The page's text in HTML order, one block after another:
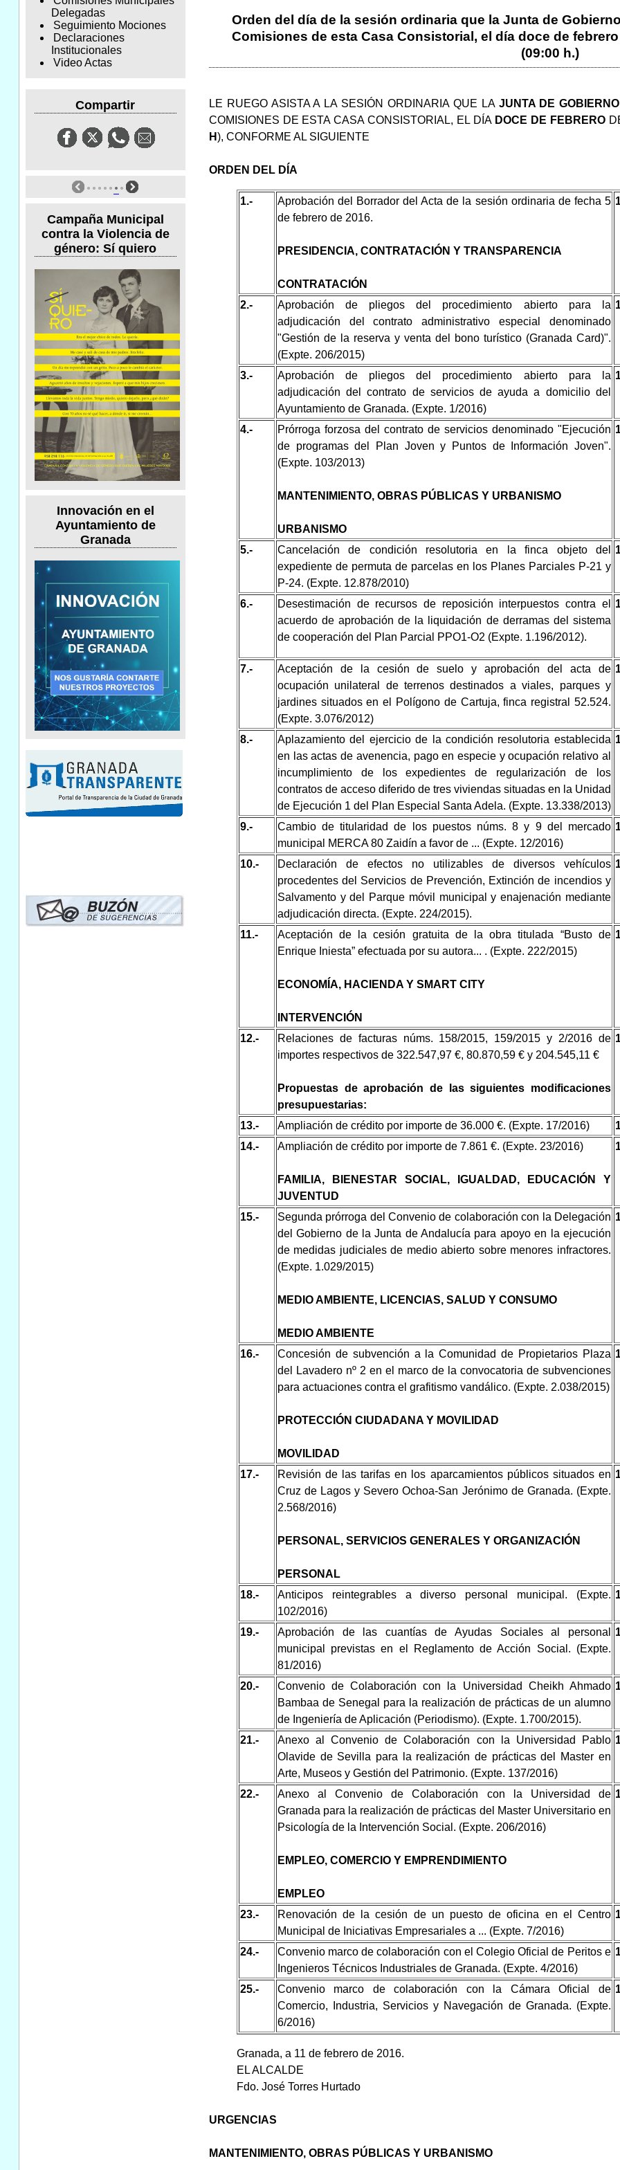
Delegadas
Seguimiento Mociones
Declaraciones
Institucionales
Video Actas
Compartir
Campaña Municipal
contra la Violencia de
género: Sí quiero
Innovación en el
Ayuntamiento de
Granada
Orden del día de la sesión ordinaria que la Junta de
Comisiones de esta Casa Consistorial, el día doce de
(09:00 h.)
LE RUEGO ASISTA A LA SESIÓN ORDINARIA QUE LA JUNTA DE
COMISIONES DE ESTA CASA CONSISTORIAL, EL DÍADOCE DE FEBRERO
H), CONFORME AL SIGUIENTE
ORDEN DEL DÍA
1.-
Aprobación del Borrador del Acta de la sesión ordinaria de fecha 5
de febrero de 2016.
PRESIDENCIA, CONTRATACIÓN Y TRANSPARENCIA
CONTRATACIÓN
2.-
Aprobación de pliegos del procedimiento abierto para la
adjudicación del contrato administrativo especial denominado
"Gestión de la reserva y venta del bono turístico (Granada Card)".
(Expte. 206/2015)
3.-
Aprobación de pliegos del procedimiento abierto para la
adjudicación del contrato de servicios de ayuda a domicilio del
Ayuntamiento de Granada. (Expte. 1/2016)
4.-
Prórroga forzosa del contrato de servicios denominado "Ejecución
de programas del Plan Joven y Puntos de Información Joven".
(Expte. 103/2013)
MANTENIMIENTO, OBRAS PÚBLICAS Y URBANISMO
URBANISMO
5.-
Cancelación de condición resolutoria en la finca objeto del
expediente de permuta de parcelas en los Planes Parciales P-21 y
P-24. (Expte. 12.878/2010)
6.-
Desestimación de recursos de reposición interpuestos contra el
acuerdo de aprobación de la liquidación de derramas del sistema
de cooperación del Plan Parcial PPO1-O2 (Expte. 1.196/2012).
7.-
Aceptación de la cesión de suelo y aprobación del acta de
ocupación unilateral de terrenos destinados a viales, parques y
jardines situados en el Polígono de Cartuja, finca registral 52.524.
(Expte. 3.076/2012)
8.-
Aplazamiento del ejercicio de la condición resolutoria establecida
en las actas de avenencia, pago en especie y ocupación relativo al
incumplimiento de los expedientes de regularización de los
contratos de acceso diferido de tres viviendas situadas en la Unidad
de Ejecución 1 del Plan Especial Santa Adela. (Expte. 13.338/2013)
9.-
Cambio de titularidad de los puestos núms. 8 y 9 del mercado
municipal MERCA 80 Zaidín a favor de ... (Expte. 12/2016)
10.-
Declaración de efectos no utilizables de diversos vehículos
procedentes del Servicios de Prevención, Extinción de incendios y
Salvamento y del Parque móvil municipal y enajenación mediante
adjudicación directa. (Expte. 224/2015).
11.-
Aceptación de la cesión gratuita de la obra titulada “Busto de
Enrique Iniesta” efectuada por su autora... . (Expte. 222/2015)
ECONOMÍA, HACIENDA Y SMART CITY
INTERVENCIÓN
12.-
Relaciones de facturas núms. 158/2015, 159/2015 y 2/2016 de
importes respectivos de 322.547,97 €, 80.870,59 € y 204.545,11 €
Propuestas de aprobación de las siguientes modificaciones
presupuestarias:
13.- Ampliación de crédito por importe de 36.000 €. (Expte. 17/2016)
14.-
Ampliación de crédito por importe de 7.861 €. (Expte. 23/2016)
FAMILIA, BIENESTAR SOCIAL, IGUALDAD, EDUCACIÓN Y
JUVENTUD
15.-
Segunda prórroga del Convenio de colaboración con la Delegación
del Gobierno de la Junta de Andalucía para apoyo en la ejecución
de medidas judiciales de medio abierto sobre menores infractores.
(Expte. 1.029/2015)
MEDIO AMBIENTE, LICENCIAS, SALUD Y CONSUMO
MEDIO AMBIENTE
16.-
Concesión de subvención a la Comunidad de Propietarios Plaza
del Lavadero nº 2 en el marco de la convocatoria de subvenciones
para actuaciones contra el grafitismo vandálico. (Expte. 2.038/2015)
PROTECCIÓN CIUDADANA Y MOVILIDAD
MOVILIDAD
17.-
Revisión de las tarifas en los aparcamientos públicos situados en
Cruz de Lagos y Severo Ochoa-San Jerónimo de Granada. (Expte.
2.568/2016)
PERSONAL, SERVICIOS GENERALES Y ORGANIZACIÓN
PERSONAL
18.-
Anticipos reintegrables a diverso personal municipal. (Expte.
102/2016)
19.-
Aprobación de las cuantías de Ayudas Sociales al personal
municipal previstas en el Reglamento de Acción Social. (Expte.
81/2016)
20.-
Convenio de Colaboración con la Universidad Cheikh Ahmado
Bambaa de Senegal para la realización de prácticas de un alumno
de Ingeniería de Aplicación (Periodismo). (Expte. 1.700/2015).
21.-
Anexo al Convenio de Colaboración con la Universidad Pablo
Olavide de Sevilla para la realización de prácticas del Master en
Arte, Museos y Gestión del Patrimonio. (Expte. 137/2016)
22.-
Anexo al Convenio de Colaboración con la Universidad de
Granada para la realización de prácticas del Master Universitario en
Psicología de la Intervención Social. (Expte. 206/2016)
EMPLEO, COMERCIO Y EMPRENDIMIENTO
EMPLEO
23.-
Renovación de la cesión de un puesto de oficina en el Centro
Municipal de Iniciativas Empresariales a ... (Expte. 7/2016)
24.-
Convenio marco de colaboración con el Colegio Oficial de Peritos e
Ingenieros Técnicos Industriales de Granada. (Expte. 4/2016)
25.-
Convenio marco de colaboración con la Cámara Oficial de
Comercio, Industria, Servicios y Navegación de Granada. (Expte.
6/2016)
Granada, a 11 de febrero de 2016.
EL ALCALDE
Fdo. José Torres Hurtado
URGENCIAS
MANTENIMIENTO, OBRAS PÚBLICAS Y URBANISMO